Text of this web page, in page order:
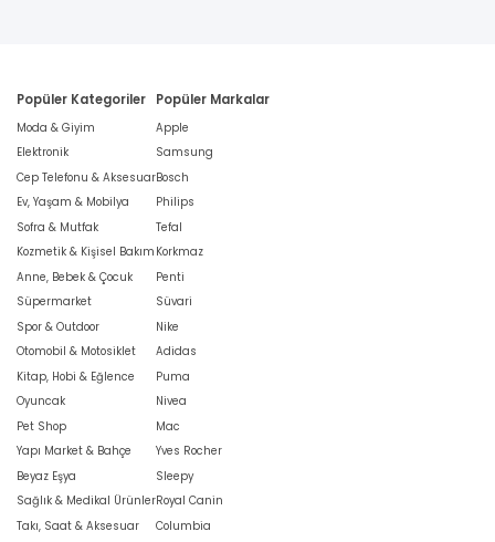
Popüler Kategoriler
Moda & Giyim
Elektronik
Cep Telefonu & Aksesuar
Ev, Yaşam & Mobilya
Sofra & Mutfak
Kozmetik & Kişisel Bakım
Anne, Bebek & Çocuk
Süpermarket
Spor & Outdoor
Otomobil & Motosiklet
Kitap, Hobi & Eğlence
Oyuncak
Pet Shop
Yapı Market & Bahçe
Beyaz Eşya
Sağlık & Medikal Ürünler
Takı, Saat & Aksesuar
Popüler Markalar
Apple
Samsung
Bosch
Philips
Tefal
Korkmaz
Penti
Süvari
Nike
Adidas
Puma
Nivea
Mac
Yves Rocher
Sleepy
Royal Canin
Columbia